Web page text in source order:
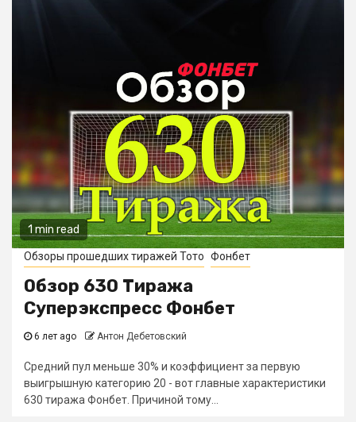
1 min read
Обзоры прошедших тиражей Тото Фонбет
Обзор 630 Тиража
Суперэкспресс Фонбет
6 лет ago Антон Дебетовский
Средний пул меньше 30% и коэффициент за первую
выигрышную категорию 20 - вот главные характеристики
630 тиража Фонбет. Причиной тому...